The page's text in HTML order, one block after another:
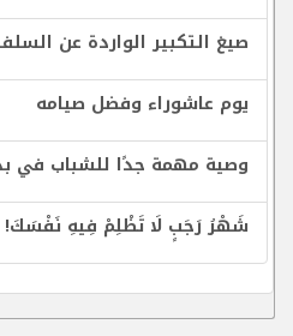
صيغ التكبير الواردة عن
يوم عاشوراء وفضل صيامه
وصية مهمة جدًا للشباب في
شَهْرُ رَجَبٍ لَا تَظْلِمْ فِيهِ نَفْسَكَ!